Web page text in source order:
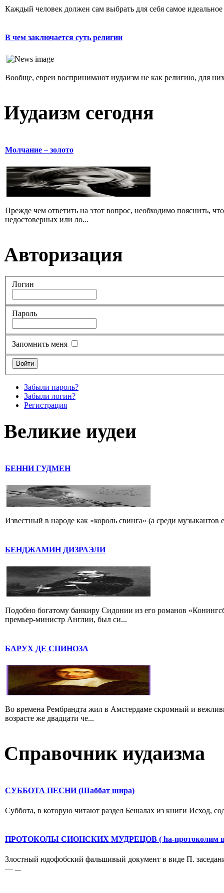
Каждый человек должен сам выбрать для себя самое
В чем заключается суть религии
Вообще, евреи воспринимают иудаизм не как религию, для
Иудаизм сегодня
Молчание – золото
Прежде чем ответить на этот вопрос, необходимо пояснить,
недостоверных или ло...
Авторизация
Логин
Пароль
Запомнить меня
Забыли пароль?
Забыли логин?
Регистрация
Великие иудеи
БЕННИ ГУДМЕН
Известный в народе как «король свинга» (а среди
БЕНДЖАМИН ДИЗРАЭЛИ
Подобно богатому банкиру Сидонии из его романов
премьер-министр Англии, был си...
БАРУХ ДЕ СПИНОЗА
Во времена Рембрандта жил в Амстердаме скромный и
возрасте же двадцати че...
Справочник иудаизма
СУББОТА ПЕСНИ (Шаббат шира)
Суббота, в которую читают раздел Бешалах из книги Исход,
ПРОТОКОЛЫ СИОНСКИХ МУДРЕЦОВ ( hа-протоколим
Злостный юдофобский фальшивый документ в виде П.
— ...